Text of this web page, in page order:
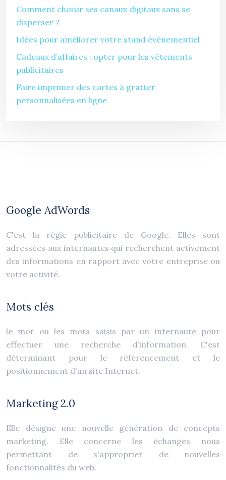
Comment choisir ses canaux digitaux sans se
disperser ?
Idées pour améliorer votre stand évènementiel
Cadeaux d’affaires : opter pour les vêtements
publicitaires
Faire imprimer des cartes à gratter
personnalisées en ligne
Google AdWords
C'est la régie publicitaire de Google. Elles sont
adressées aux internautes qui recherchent activement
des informations en rapport avec votre entreprise ou
votre activité.
Mots clés
le mot ou les mots saisis par un internaute pour
effectuer une recherche d’information. C'est
déterminant pour le référencement et le
positionnement d'un site Internet.
Marketing 2.0
Elle désigne une nouvelle génération de concepts
marketing. Elle concerne les échanges nous
permettant de s'approprier de nouvelles
fonctionnalités du web.